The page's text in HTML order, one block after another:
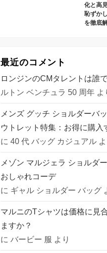
化と高
恥ずか
を徹底
最近のコメント
ロンジンのCMタレントは誰
ルトン ベンチュラ 50 周年よ
メンズ グッチ ショルダーバ
ウトレット特集：お得に購入
に 40 代 バッグ カジュアルよ
メゾン マルジェラ ショルダ
おしゃれコーデ
に ギャル ショルダー バッグ
マルニのTシャツは価格に見
ますか？
に バービー 服 より